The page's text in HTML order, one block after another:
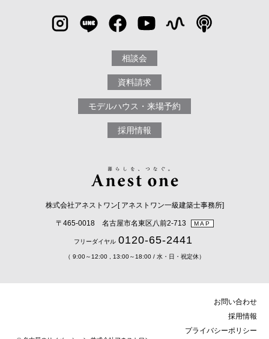
相談会
資料請求
モデルハウス・来場予約
採用情報
株式会社アネストワン[ アネストワン一級建築士事務所]
〒465-0018 名古屋市名東区八前2-713 MAP
フリーダイヤル 0120-65-2441
（ 9:00～12:00 , 13:00～18:00 / 水・日・祝定休）
お問い合わせ
採用情報
プライバシーポリシー